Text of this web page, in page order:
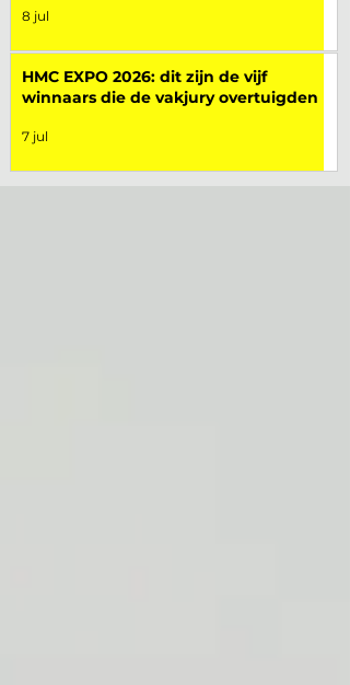
8 jul
HMC EXPO 2026: dit zijn de vijf
winnaars die de vakjury overtuigden
7 jul